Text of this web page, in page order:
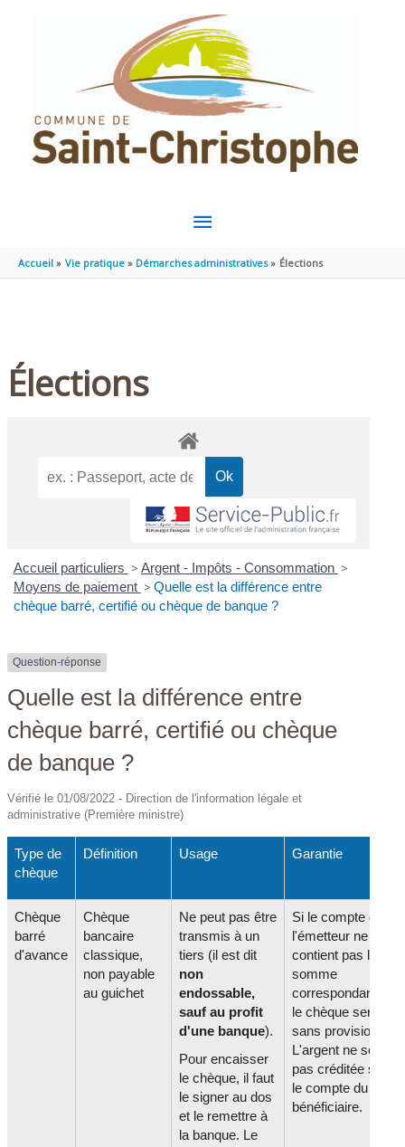
MENU
PRINCIPAL
Accueil Vie pratique Démarches administratives Élections
Élections
Accueil particuliers > Argent - Impôts - Consommation >
Moyens de paiement > Quelle est la différence entre
chèque barré, certifié ou chèque de banque ?
Question-réponse
Quelle est la différence entre
chèque barré, certifié ou chèque
de banque ?
Vérifié le 01/08/2022 - Direction de l'information légale et
administrative (Première ministre)
Type de
chèque
Définition Usage Garantie
Chèque
barré
d'avance
Chèque
bancaire
classique,
non payable
au guichet
Ne peut pas être
transmis à un
tiers (il est dit
non
endossable,
sauf au profit
d'une banque).
Pour encaisser
le chèque, il faut
le signer au dos
et le remettre à
la banque. Le
Si le compte de
l'émetteur ne
contient pas la
somme
correspondante,
le chèque sera
sans provision.
L'argent ne sera
pas créditée sur
le compte du
bénéficiaire.